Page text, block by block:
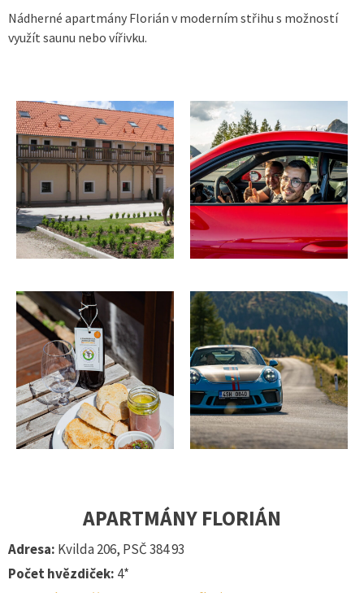
Nádherné apartmány Florián v moderním střihu s možností
využít saunu nebo vířivku.
APARTMÁNY FLORIÁN
Adresa: Kvilda 206, PSČ 384 93
Počet hvězdiček: 4*